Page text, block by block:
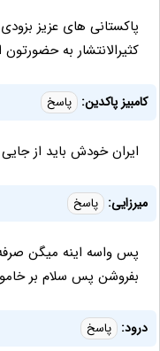
پاکستانی های عزیز
کثیرالانتشار به
کامبیز پاکدین: پاسخ
ایران خودش باید از
میرزایی: پاسخ
پس واسه اینه میگن
بفروشن پس سلام بر
درود: پاسخ